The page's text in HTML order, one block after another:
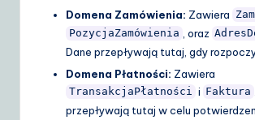
Domena Zamówienia: Zawiera
PozycjaZamówienia , oraz
Dane przepływają tutaj, gdy
Domena Płatności: Zawiera
TransakcjaPłatności i Faktura
przepływają tutaj w celu